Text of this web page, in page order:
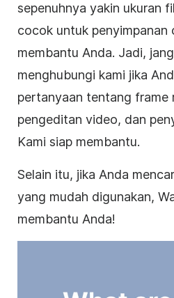
sepenuhnya yakin ukuran
cocok untuk penyimpanan
membantu Anda. Jadi,
menghubungi kami jika
pertanyaan tentang frame
pengeditan video, dan
Kami siap membantu.
Selain itu, jika Anda
yang mudah digunakan,
membantu Anda!